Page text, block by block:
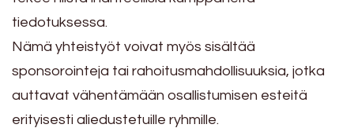
tiedotuksessa.
Nämä yhteistyöt voivat myös sisältää
sponsorointeja tai rahoitusmahdollisuuksia, jotka
auttavat vähentämään osallistumisen esteitä
erityisesti aliedustetuille ryhmille.